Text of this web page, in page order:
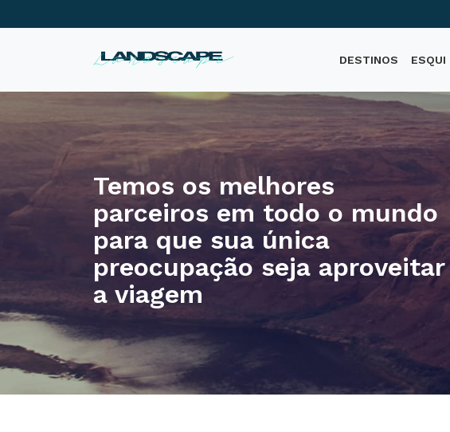
DESTINOS ESQUI
Temos os melhores
parceiros em todo o mundo
para que sua única
preocupação seja aproveitar
a viagem